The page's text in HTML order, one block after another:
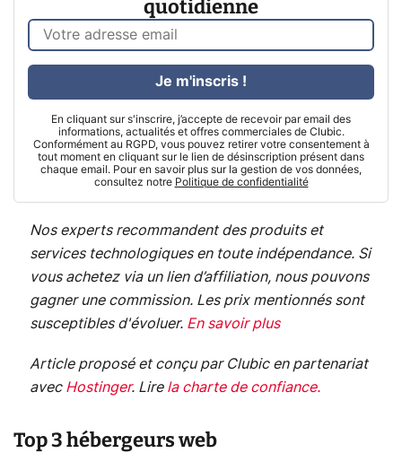
quotidienne
En cliquant sur s'inscrire, j’accepte de recevoir par email des
informations, actualités et offres commerciales de Clubic.
Conformément au RGPD, vous pouvez retirer votre consentement à
tout moment en cliquant sur le lien de désinscription présent dans
chaque email. Pour en savoir plus sur la gestion de vos données,
consultez notre Politique de confidentialité
Je m'inscris !
Nos experts recommandent des produits et
services technologiques en toute indépendance. Si
vous achetez via un lien d’affiliation, nous pouvons
gagner une commission. Les prix mentionnés sont
susceptibles d'évoluer. En savoir plus
Article proposé et conçu par Clubic en partenariat
avec Hostinger. Lire la charte de confiance.
Top 3 hébergeurs web